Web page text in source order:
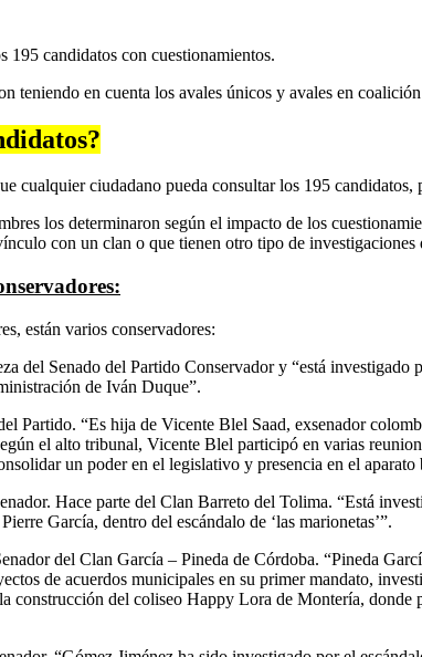
195 candidatos con cuestionamientos.
teniendo en cuenta los avales únicos y avales en
cualquier ciudadano pueda consultar los 195
los determinaron según el impacto de los
con un clan o que tienen otro tipo de investigaciones
están varios conservadores:
del Senado del Partido Conservador y “está investigado
de Iván Duque”.
Partido. “Es hija de Vicente Blel Saad, exsenador
el alto tribunal, Vicente Blel participó en varias
un poder en el legislativo y presencia en el
Hace parte del Clan Barreto del Tolima. “Está
García, dentro del escándalo de ‘las marionetas’”.
del Clan García – Pineda de Córdoba. “Pineda
de acuerdos municipales en su primer mandato,
construcción del coliseo Happy Lora de Montería,